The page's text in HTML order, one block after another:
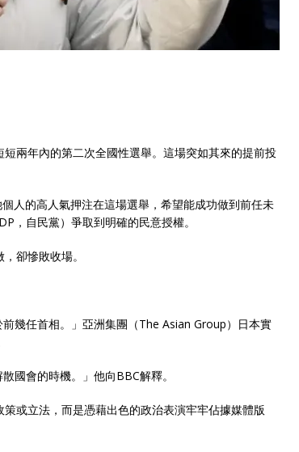
兩年內的第二次全國性選舉。這場突如其來的提前投
人的高人氣押注在這場選舉，希望能成功做到前任未
，自民黨）爭取到明確的民意授權。
卻慘敗收場。
幾任首相。」亞洲集團（The Asian Group）日本實
國會的時機。」他向BBC解釋。
或立法，而是憑藉出色的政治表演牢牢佔據媒體版